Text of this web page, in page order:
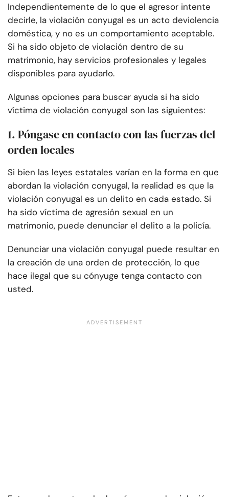
Independientemente de lo que el agresor intente
decirle, la violación conyugal es un acto deviolencia
doméstica, y no es un comportamiento aceptable.
Si ha sido objeto de violación dentro de su
matrimonio, hay servicios profesionales y legales
disponibles para ayudarlo.
Algunas opciones para buscar ayuda si ha sido
víctima de violación conyugal son las siguientes:
1. Póngase en contacto con las fuerzas del
orden locales
Si bien las leyes estatales varían en la forma en que
abordan la violación conyugal, la realidad es que la
violación conyugal es un delito en cada estado. Si
ha sido víctima de agresión sexual en un
matrimonio, puede denunciar el delito a la policía.
Denunciar una violación conyugal puede resultar en
la creación de una orden de protección, lo que
hace ilegal que su cónyuge tenga contacto con
usted.